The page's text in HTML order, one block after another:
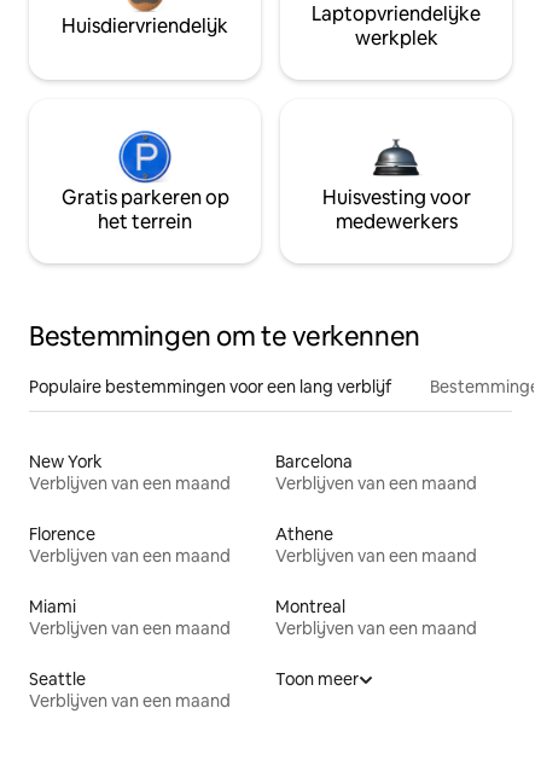
Huisdiervriendelijk
Laptopvriendelijke
werkplek
Gratis parkeren op
het terrein
Huisvesting voor
medewerkers
Bestemmingen om te verkennen
Populaire bestemmingen voor een lang verblijf
New York
Verblijven van een maand
Barcelona
Verblijven van een maand
Florence
Verblijven van een maand
Athene
Verblijven van een maand
Miami
Verblijven van een maand
Montreal
Verblijven van een maand
Seattle
Verblijven van een maand
Toon meer